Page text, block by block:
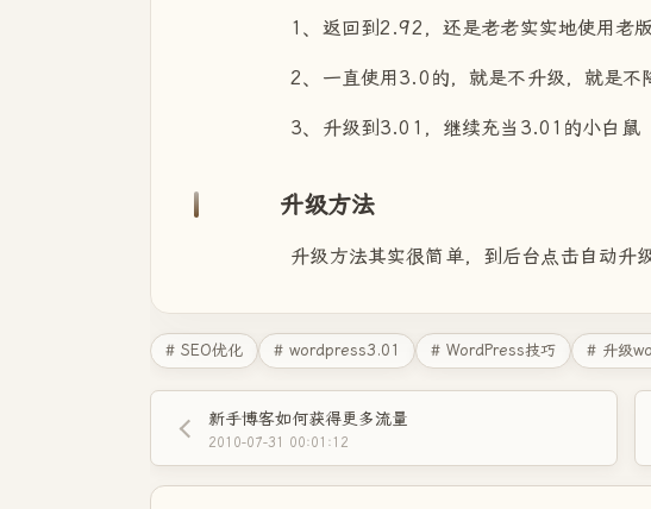
1、返回到2.92，还是老老实实地使用老
2、一直使用3.0的，就是不升级，就是不降
3、升级到3.01，继续充当3.01的小白鼠
升级方法
升级方法其实很简单，到后台点击自动升级
# SEO优化 # wordpress3.01 # WordPress技巧 # 升级
新手博客如何获得更多流量
2010-07-31 00:01:12